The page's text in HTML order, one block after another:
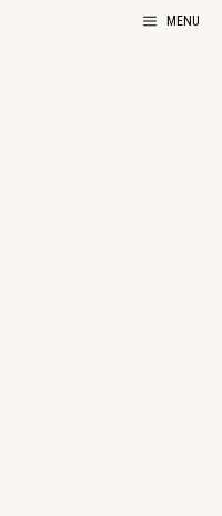
MENU